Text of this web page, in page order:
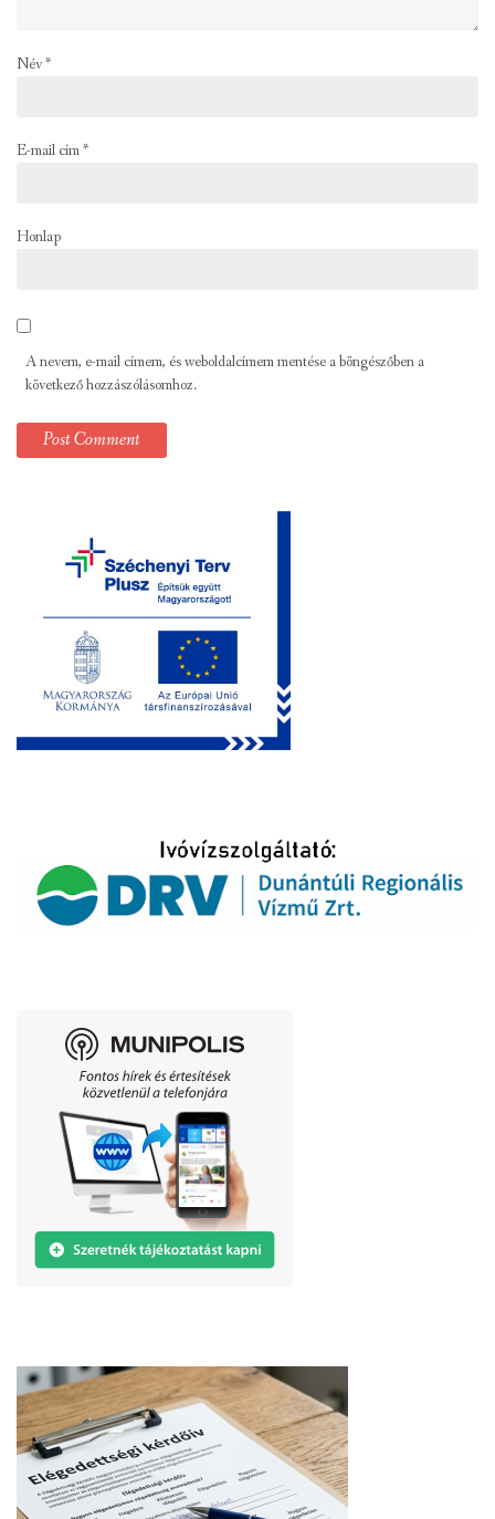
Név*
E-mail cím*
Honlap
A nevem, e-mail címem, és weboldalcímem mentése a böngészőben a
következő hozzászólásomhoz.